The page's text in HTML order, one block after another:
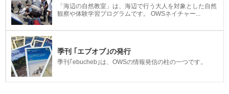
「海辺の自然教室」は、海辺で行う大人を対象とした自然
観察や体験学習プログラムです。 OWSネイチャー...
季刊 ｢エブオブ｣の発行
季刊｢ebucheb｣は、OWSの情報発信の柱の一つです。